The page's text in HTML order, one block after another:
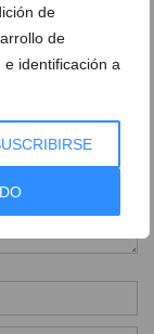
de
de
identificación a